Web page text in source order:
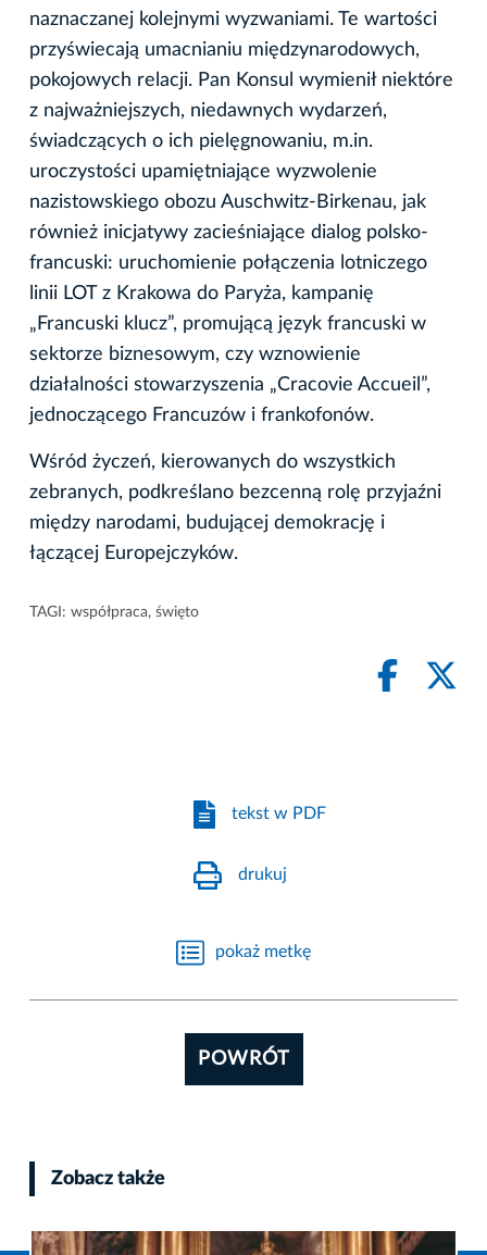
naznaczanej kolejnymi wyzwaniami. Te wartości
przyświecają umacnianiu międzynarodowych,
pokojowych relacji. Pan Konsul wymienił niektóre
z najważniejszych, niedawnych wydarzeń,
świadczących o ich pielęgnowaniu, m.in.
uroczystości upamiętniające wyzwolenie
nazistowskiego obozu Auschwitz-Birkenau, jak
również inicjatywy zacieśniające dialog polsko-
francuski: uruchomienie połączenia lotniczego
linii LOT z Krakowa do Paryża, kampanię
„Francuski klucz”, promującą język francuski w
sektorze biznesowym, czy wznowienie
działalności stowarzyszenia „Cracovie Accueil”,
jednoczącego Francuzów i frankofonów.
Wśród życzeń, kierowanych do wszystkich
zebranych, podkreślano bezcenną rolę przyjaźni
między narodami, budującej demokrację i
łączącej Europejczyków.
TAGI: współpraca, święto
tekst w PDF
drukuj
pokaż metkę
POWRÓT
Zobacz także